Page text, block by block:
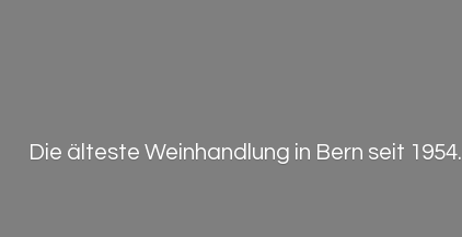
Die älteste Weinhandlung in Bern seit 1954.